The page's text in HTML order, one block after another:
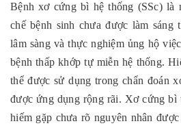
Bệnh xơ cứng bì hệ thống (SSc) là
chế bệnh sinh chưa được làm sáng
lâm sàng và thực nghiệm ủng hộ
bệnh thấp khớp tự miễn hệ thống.
thể được sử dụng trong chẩn đoán
được ứng dụng rộng rãi. Xơ cứng bì
hiếm gặp chưa rõ nguyên nhân